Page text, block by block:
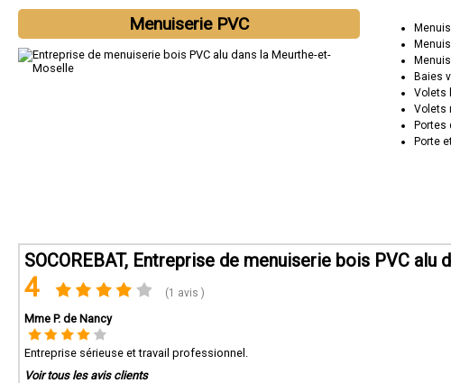
Menuiserie PVC
Baies
Volets
Volets
Portes
Porte
SOCOREBAT, Entreprise de menuiserie bois PVC
4 (1 avis )
Mme P. de Nancy
Entreprise sérieuse et travail professionnel.
Voir tous les avis clients